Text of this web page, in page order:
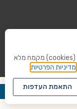
Design by us 2019
לידיעתכם, באתר זה נעשה שימוש ב"קבצי עוגיות" (cookies) מקמח מלא
מדיניות הפרטיות
התאמת העדפות